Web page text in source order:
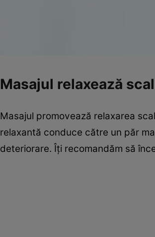
Masajul relaxează
Masajul promovează relaxarea
relaxantă conduce către un păr
deteriorare. Îți recomandăm să